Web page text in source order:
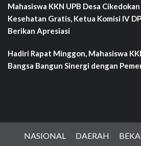
Mahasiswa KKN UPB Desa
Kesehatan Gratis, Ketua Komisi IV
Berikan Apresiasi
Hadiri Rapat Minggon, Mahasiswa
Bangsa Bangun Sinergi dengan
NASIONAL DAERAH